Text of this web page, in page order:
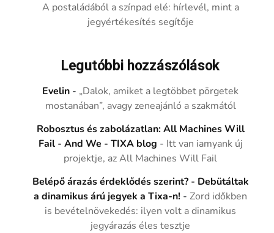
A postaládából a színpad elé: hírlevél, mint a
jegyértékesítés segítője
Legutóbbi hozzászólások
Evelin - „Dalok, amiket a legtöbbet pörgetek
mostanában”, avagy zeneajánló a szakmától
Robosztus és zabolázatlan: All Machines Will
Fail - And We - TIXA blog - Itt van iamyank új
projektje, az All Machines Will Fail
Belépő árazás érdeklődés szerint? - Debütáltak
a dinamikus árú jegyek a Tixa-n! -Zord időkben
is bevételnövekedés: ilyen volt a dinamikus
jegyárazás éles tesztje